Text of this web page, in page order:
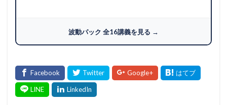
波動パック 全16講義を見る →